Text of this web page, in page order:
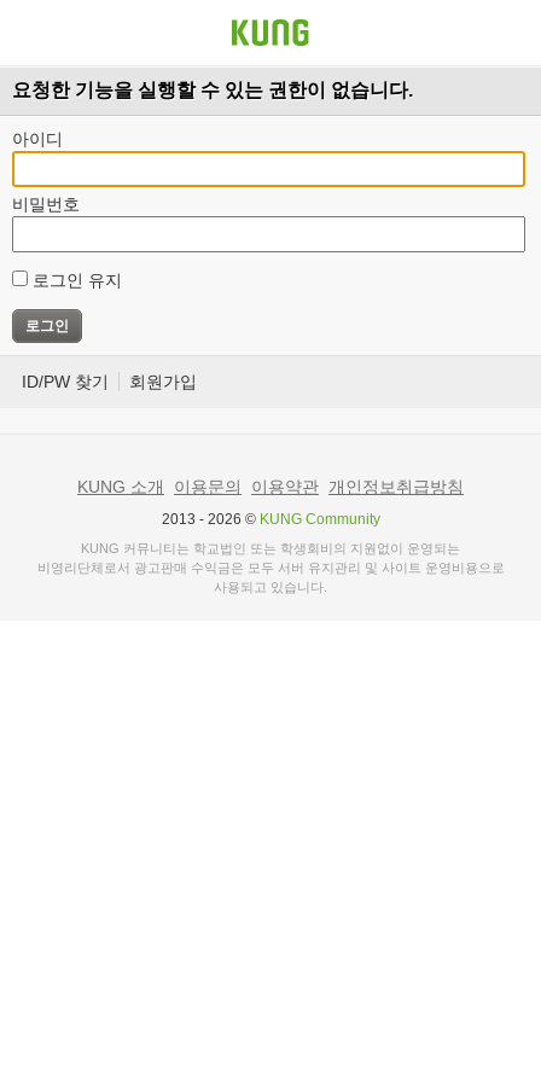
요청한 기능을 실행할 수 있는 권한이 없습니다.
아이디
비밀번호
로그인 유지
ID/PW 찾기 회원가입
KUNG 소개 이용문의 이용약관 개인정보취급방침
2013 - 2026 © KUNG Community
KUNG 커뮤니티는 학교법인 또는 학생회비의 지원없이 운영되는
비영리단체로서 광고판매 수익금은 모두 서버 유지관리 및 사이트 운영비용으로
사용되고 있습니다.